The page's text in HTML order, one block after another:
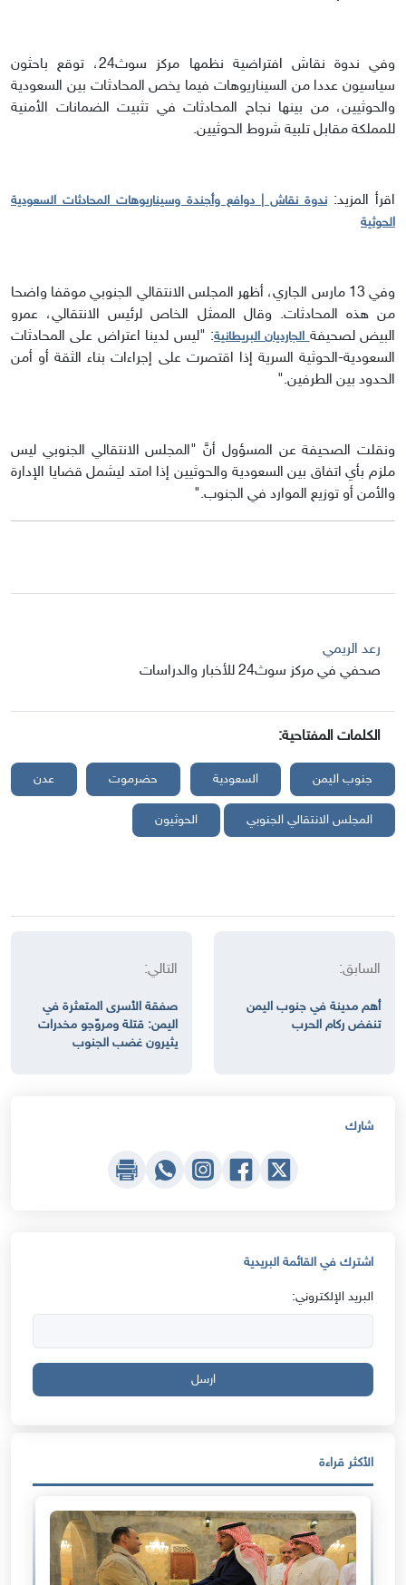
وفي ندوة نقاش افتراضية نظمها مركز سوث24، توقع باحثون
سياسيون عددا من السيناريوهات فيما يخص المحادثات بين السعودية
والحوثيين، من بينها نجاح المحادثات في تثبيت الضمانات الأمنية
للمملكة مقابل تلبية شروط الحوثيين.
اقرأ المزيد: ندوة نقاش | دوافع وأجندة وسيناريوهات المحادثات السعودية
الحوثية
وفي 13 مارس الجاري، أظهر المجلس الانتقالي الجنوبي موقفا واضحا
من هذه المحادثات. وقال الممثل الخاص لرئيس الانتقالي، عمرو
البيض لصحيفة الجارديان البريطانية: "ليس لدينا اعتراض على المحادثات
السعودية-الحوثية السرية إذا اقتصرت على إجراءات بناء الثقة أو أمن
الحدود بين الطرفين."
ونقلت الصحيفة عن المسؤول أنَّ "المجلس الانتقالي الجنوبي ليس
ملزم بأي اتفاق بين السعودية والحوثيين إذا امتد ليشمل قضايا الإدارة
والأمن أو توزيع الموارد في الجنوب."
رعد الريمي
صحفي في مركز سوث24 للأخبار والدراسات
الكلمات المفتاحية:
جنوب اليمن السعودية حضرموت عدن
المجلس الانتقالي الجنوبي الحوثيون
السابق:
أهم مدينة في جنوب اليمن
تنفض ركام الحرب
التالي:
صفقة الأسرى المتعثرة في
اليمن: قتلة ومروّجو مخدرات
يثيرون غضب الجنوب
شارك
اشترك في القائمة البريدية
البريد الإلكتروني:
ارسل
الأكثر قراءة